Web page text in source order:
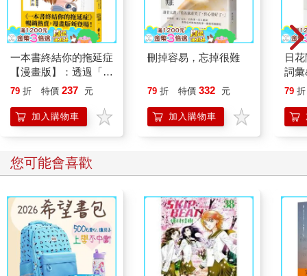
一本書終結你的拖延症
【漫畫版】：透過「小
行動」打開大腦的行動
「行動派」的37個科
學方法
79 折 特價 237 元
加入購物車
刪掉容易，忘掉很難
79 折 特價 332 元
加入購物車
日
詞
79 折
您可能會喜歡